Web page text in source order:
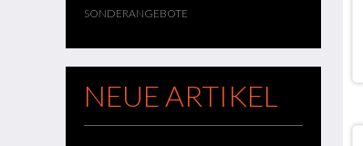
SONDERANGEBOTE
NEUE ARTIKEL